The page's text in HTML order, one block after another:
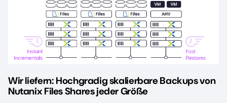
Wir liefern: Hochgradig skalierbare Backups von
Nutanix Files Shares jeder Größe